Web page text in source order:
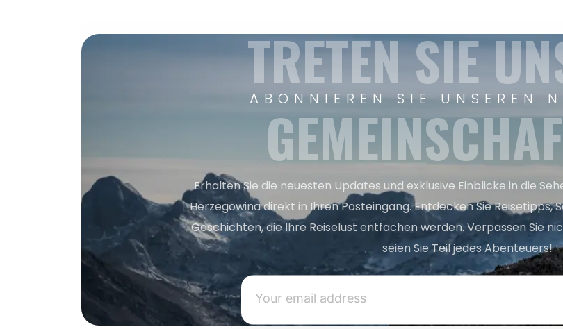
ABONNIEREN SIE UNSEREN
TRETEN SIE
Erhalten Sie die neuesten Updates und exklusive Einblicke in die
Herzegowina direkt in Ihren Posteingang. Entdecken Sie Reisetipps,
Geschichten, die Ihre Reiselust entfachen werden. Verpassen Sie
seien Sie Teil jedes Abenteuers!